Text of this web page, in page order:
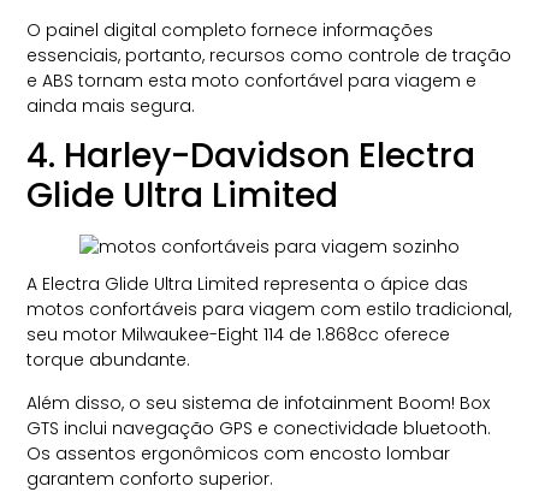
O painel digital completo fornece informações
essenciais, portanto, recursos como controle de tração
e ABS tornam esta moto confortável para viagem e
ainda mais segura.
4. Harley-Davidson Electra
Glide Ultra Limited
A Electra Glide Ultra Limited representa o ápice das
motos confortáveis para viagem com estilo tradicional,
seu motor Milwaukee-Eight 114 de 1.868cc oferece
torque abundante.
Além disso, o seu sistema de infotainment Boom! Box
GTS inclui navegação GPS e conectividade bluetooth.
Os assentos ergonômicos com encosto lombar
garantem conforto superior.